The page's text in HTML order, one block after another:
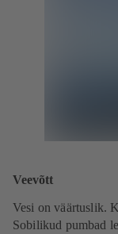
Veevõtt
Vesi on väärtuslik.
Sobilikud pumbad